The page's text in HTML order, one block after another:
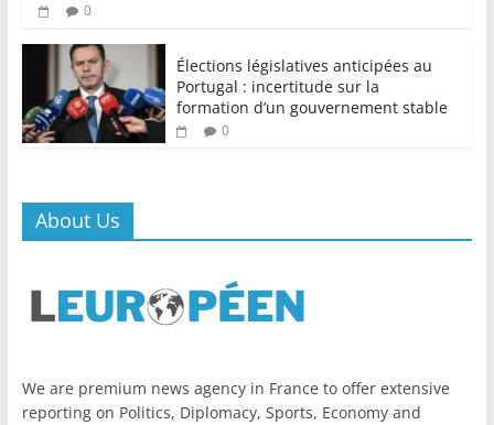
0
Élections législatives anticipées au
Portugal : incertitude sur la
formation d’un gouvernement stable
0
About Us
We are premium news agency in France to offer extensive
reporting on Politics, Diplomacy, Sports, Economy and